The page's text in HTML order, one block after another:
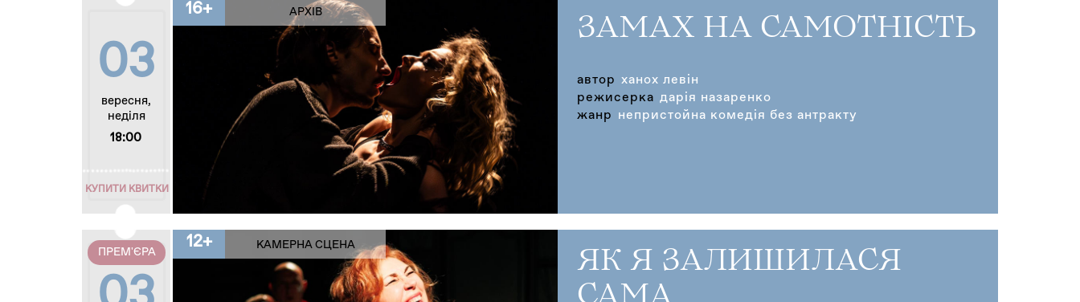
03
вересня,
неділя
18:00
КУПИТИ КВИТКИ
16+ АРХІВ
ЗАМАХ НА САМОТНІСТЬ
автор ханох левін
режисерка дарія назаренко
жанр
непристойна комедія без антракту
ПРЕМ'ЄРА
12+ КАМЕРНА СЦЕНА
ЯК Я ЗАЛИШИЛАСЯ